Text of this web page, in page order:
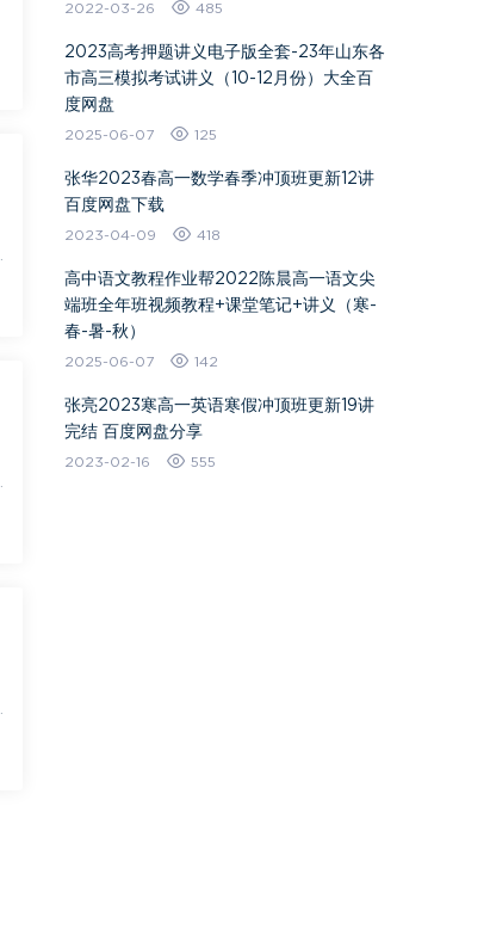
2022-03-26 485
2023高考押题讲义电子版全套-23年山东各
市高三模拟考试讲义（10-12月份）大全百
度网盘
2025-06-07 125
张华2023春高一数学春季冲顶班更新12讲
百度网盘下载
2023-04-09 418
高中语文教程作业帮2022陈晨高一语文尖
端班全年班视频教程+课堂笔记+讲义（寒-
春-暑-秋）
2025-06-07 142
张亮2023寒高一英语寒假冲顶班更新19讲
完结 百度网盘分享
2023-02-16 555